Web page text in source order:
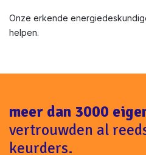
Onze erkende
helpen.
meer dan 3000
vertrouwden al
keurders.